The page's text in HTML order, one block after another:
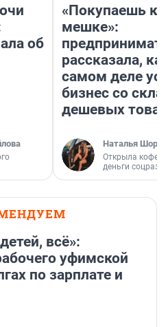
об
«Покупаешь
мешке»:
рассказала,
самом деле
бизнес со
дешевых
Наталья
Открыла
деньги
всё»:
уфимской
по зарплате и